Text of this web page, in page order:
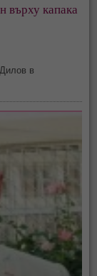
върху капака
в